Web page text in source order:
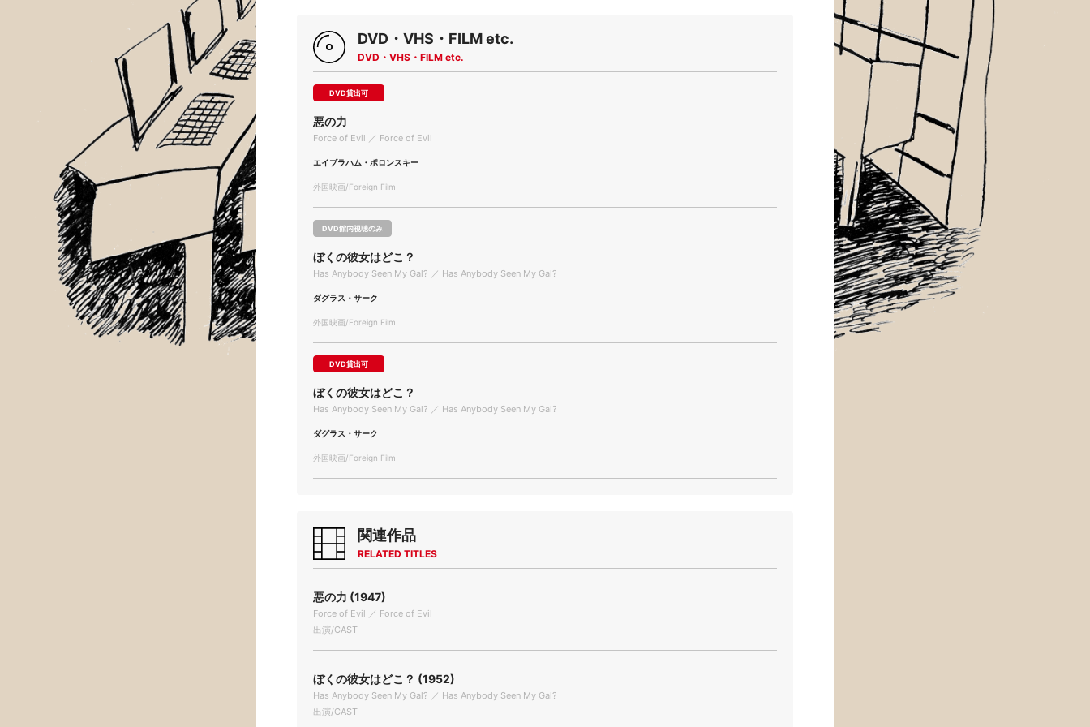
DVD・VHS・FILM etc.
DVD・VHS・FILM etc.
DVD貸出可
悪の力
Force of Evil ／ Force of Evil
エイブラハム・ポロンスキー
外国映画/Foreign Film
DVD館内視聴のみ
ぼくの彼女はどこ？
Has Anybody Seen My Gal? ／ Has Anybody Seen My Gal?
ダグラス・サーク
外国映画/Foreign Film
DVD貸出可
ぼくの彼女はどこ？
Has Anybody Seen My Gal? ／ Has Anybody Seen My Gal?
ダグラス・サーク
外国映画/Foreign Film
関連作品
RELATED TITLES
悪の力 (1947)
Force of Evil ／ Force of Evil
出演/CAST
ぼくの彼女はどこ？ (1952)
Has Anybody Seen My Gal? ／ Has Anybody Seen My Gal?
出演/CAST